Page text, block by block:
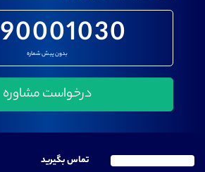
90001030
بدون پیش شماره
تماس بگیرید